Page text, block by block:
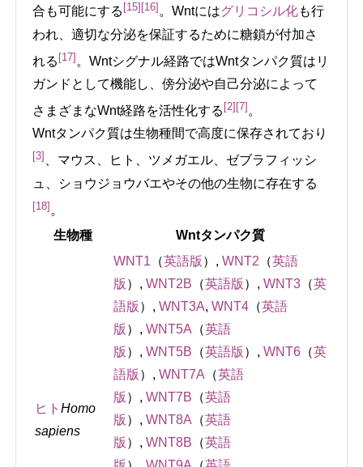
合も可能にする [15] [16] 。Wntにはグリコシル化も行
われ、適切な分泌を保証するために糖鎖が付加さ
れる [17] 。Wntシグナル経路ではWntタンパク質はリ
ガンドとして機能し、傍分泌や自己分泌によって
さまざまなWnt経路を活性化する [2] [7] 。
Wntタンパク質は生物種間で高度に保存されており
[3] 、マウス、ヒト、ツメガエル、ゼブラフィッシ
ュ、ショウジョウバエやその他の生物に存在する
[18] 。
生物種
Wntタンパク質
ヒトHomo
sapiens
WNT1 （英語版 ） ,WNT2 （英語
版 ） ,WNT2B （英語版 ） ,WNT3 （英
語版 ） ,WNT3A,WNT4 （英語
版 ） ,WNT5A （英語
版 ） ,WNT5B （英語版 ） ,WNT6 （英
語版 ） ,WNT7A （英語
版 ） ,WNT7B （英語
版 ） ,WNT8A （英語
版 ） ,WNT8B （英語